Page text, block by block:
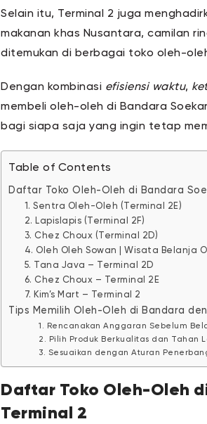
Selain itu, Terminal 2 juga
makanan khas Nusantara, camilan
ditemukan di berbagai toko oleh-
Dengan kombinasi efisiensi waktu,
membeli oleh-oleh di Bandara
bagi siapa saja yang ingin tetap
Table of Contents
Daftar Toko Oleh-Oleh di Bandara
1. Sentra Oleh-Oleh (Terminal 2E)
2. Lapislapis (Terminal 2F)
3. Chez Choux (Terminal 2D)
4. Oleh Oleh Sowan | Wisata Belanja
5. Tana Java – Terminal 2D
6. Chez Choux – Terminal 2E
7. Kim’s Mart – Terminal 2
Tips Memilih Oleh-Oleh di Bandara
1. Rencanakan Anggaran Sebelum
2. Pilih Produk Berkualitas dan Tahan
3. Sesuaikan dengan Aturan
Daftar Toko Oleh-Oleh
Terminal 2